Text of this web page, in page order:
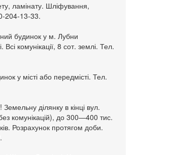
ламінату. Шліфування,
204-13-33.
будинок у м. Лубни
Всі комунікації, 8 сот. землі. Тел.
у місті або передмісті. Тел.
ділянку в кінці вул.
комунікацій), до 300—400 тис.
Розрахунок протягом доби.